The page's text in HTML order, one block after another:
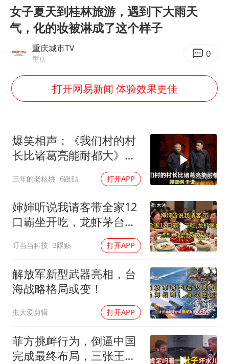
“深圳地面沉降致车辆损坏”不实
24小时不关空调 电费会更低吗
宇树科技王兴兴身家有望超200亿元
贵州轮胎子公司获美国退税8136万
郑国霖回应去景区上班被保安拦下
奋进开新局 实干挑大梁
女子夏天到桂林旅游，遇到下大雨天
气，化的妆被淋成了这个样子
重庆城市TV
重庆 0
打开网易新闻 体验效果更佳
爆笑相声：《我们村的村
长比诸葛亮能耐都大》郭
三年的老核桃 6跟贴 打开APP
婶婶听说我请客带全家12
口霸坐开吃，龙虾茅台点
叮当当科技 3跟贴 打开APP
解放军新型武器亮相，台
海战略格局或变！
虫大爱剪辑 打开APP
菲方挑衅行为，倒逼中国
完成最终布局，三张王牌